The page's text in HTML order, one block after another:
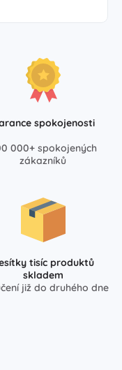
spokojenosti
000+ spokojených
zákazníků
tisíc produktů
skladem
již do druhého dne